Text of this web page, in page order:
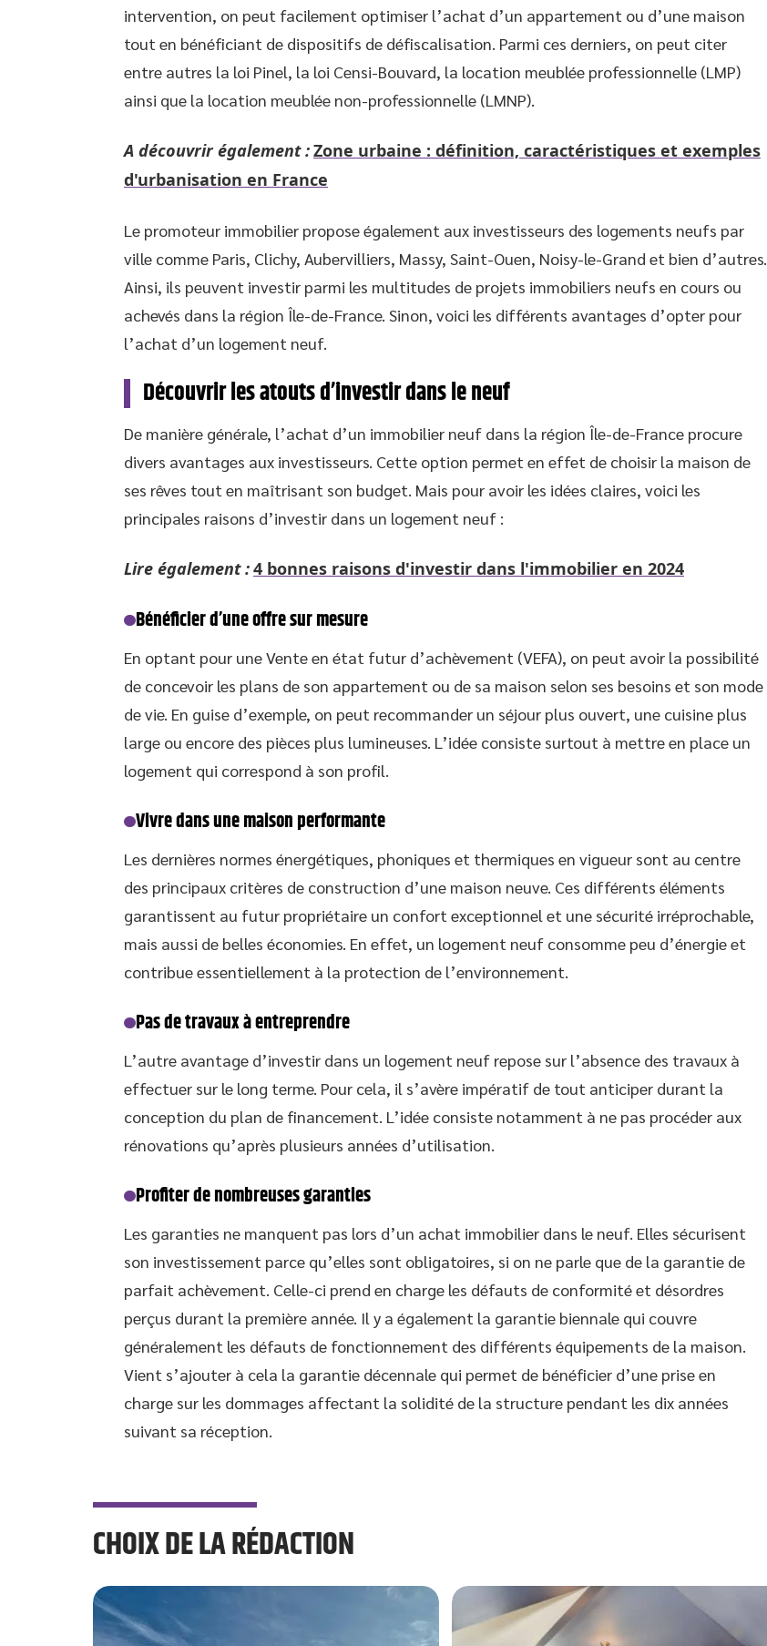
intervention, on peut facilement optimiser l’achat d’un appartement ou d’une maison
tout en bénéficiant de dispositifs de défiscalisation. Parmi ces derniers, on peut citer
entre autres la loi Pinel, la loi Censi-Bouvard, la location meublée professionnelle (LMP)
ainsi que la location meublée non-professionnelle (LMNP).
A découvrir également :Zone urbaine : définition, caractéristiques et exemples
d'urbanisation en France
Le promoteur immobilier propose également aux investisseurs des logements neufs par
ville comme Paris, Clichy, Aubervilliers, Massy, Saint-Ouen, Noisy-le-Grand et bien d’autres.
Ainsi, ils peuvent investir parmi les multitudes de projets immobiliers neufs en cours ou
achevés dans la région Île-de-France. Sinon, voici les différents avantages d’opter pour
l’achat d’un logement neuf.
Découvrir les atouts d’investir dans le neuf
De manière générale, l’achat d’un immobilier neuf dans la région Île-de-France procure
divers avantages aux investisseurs. Cette option permet en effet de choisir la maison de
ses rêves tout en maîtrisant son budget. Mais pour avoir les idées claires, voici les
principales raisons d’investir dans un logement neuf :
Lire également :4 bonnes raisons d'investir dans l'immobilier en 2024
Bénéficier d’une offre sur mesure
En optant pour une Vente en état futur d’achèvement (VEFA), on peut avoir la possibilité
de concevoir les plans de son appartement ou de sa maison selon ses besoins et son mode
de vie. En guise d’exemple, on peut recommander un séjour plus ouvert, une cuisine plus
large ou encore des pièces plus lumineuses. L’idée consiste surtout à mettre en place un
logement qui correspond à son profil.
Vivre dans une maison performante
Les dernières normes énergétiques, phoniques et thermiques en vigueur sont au centre
des principaux critères de construction d’une maison neuve. Ces différents éléments
garantissent au futur propriétaire un confort exceptionnel et une sécurité irréprochable,
mais aussi de belles économies. En effet, un logement neuf consomme peu d’énergie et
contribue essentiellement à la protection de l’environnement.
Pas de travaux à entreprendre
L’autre avantage d’investir dans un logement neuf repose sur l’absence des travaux à
effectuer sur le long terme. Pour cela, il s’avère impératif de tout anticiper durant la
conception du plan de financement. L’idée consiste notamment à ne pas procéder aux
rénovations qu’après plusieurs années d’utilisation.
Profiter de nombreuses garanties
Les garanties ne manquent pas lors d’un achat immobilier dans le neuf. Elles sécurisent
son investissement parce qu’elles sont obligatoires, si on ne parle que de la garantie de
parfait achèvement. Celle-ci prend en charge les défauts de conformité et désordres
perçus durant la première année. Il y a également la garantie biennale qui couvre
généralement les défauts de fonctionnement des différents équipements de la maison.
Vient s’ajouter à cela la garantie décennale qui permet de bénéficier d’une prise en
charge sur les dommages affectant la solidité de la structure pendant les dix années
suivant sa réception.
CHOIX DE LA RÉDACTION